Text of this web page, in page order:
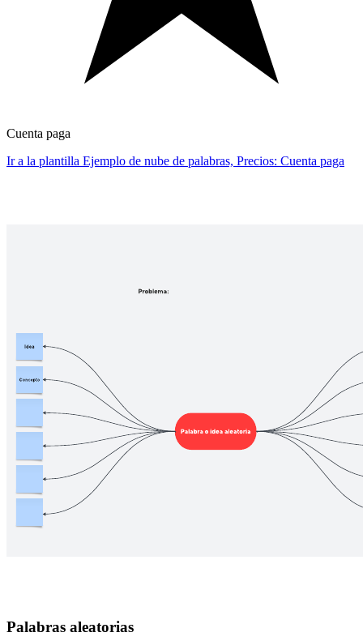
Cuenta paga
Ir a la plantilla Ejemplo de nube de palabras, Precios: Cuenta paga
Palabras aleatorias